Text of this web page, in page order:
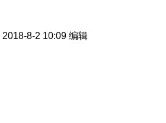
8-2 10:09 编辑